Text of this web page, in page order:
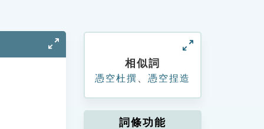
相似詞
憑空杜撰 憑空捏造
詞條功能